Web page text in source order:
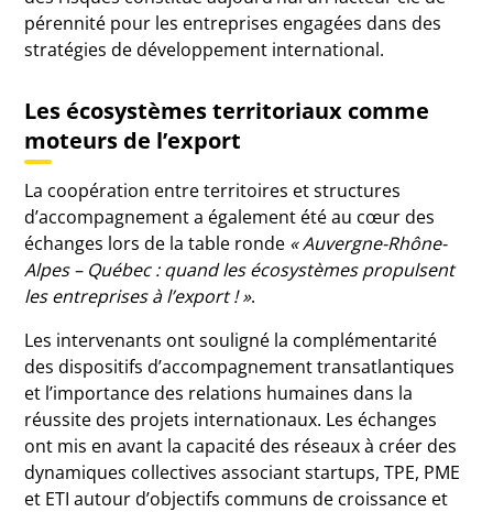
pérennité pour les entreprises engagées dans des
stratégies de développement international.
Les écosystèmes territoriaux comme
moteurs de l’export
La coopération entre territoires et structures
d’accompagnement a également été au cœur des
échanges lors de la table ronde « Auvergne-Rhône-
Alpes – Québec : quand les écosystèmes propulsent
les entreprises à l’export ! ».
Les intervenants ont souligné la complémentarité
des dispositifs d’accompagnement transatlantiques
et l’importance des relations humaines dans la
réussite des projets internationaux. Les échanges
ont mis en avant la capacité des réseaux à créer des
dynamiques collectives associant startups, TPE, PME
et ETI autour d’objectifs communs de croissance et